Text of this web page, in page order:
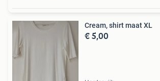
Cream, shirt maat XL
€ 5,00